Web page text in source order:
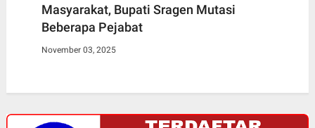
Masyarakat, Bupati Sragen Mutasi
Beberapa Pejabat
November 03, 2025